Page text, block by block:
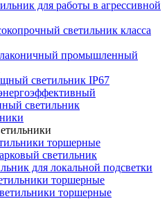
для работы в агрессивной
светильник класса
промышленный
светильник IP67
светильник
торшерные
светильник
для локальной подсветки
торшерные
торшерные